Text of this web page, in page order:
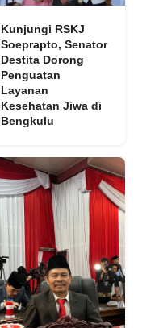
Kunjungi RSKJ
Soeprapto, Senator
Destita Dorong
Penguatan
Layanan
Kesehatan Jiwa di
Bengkulu